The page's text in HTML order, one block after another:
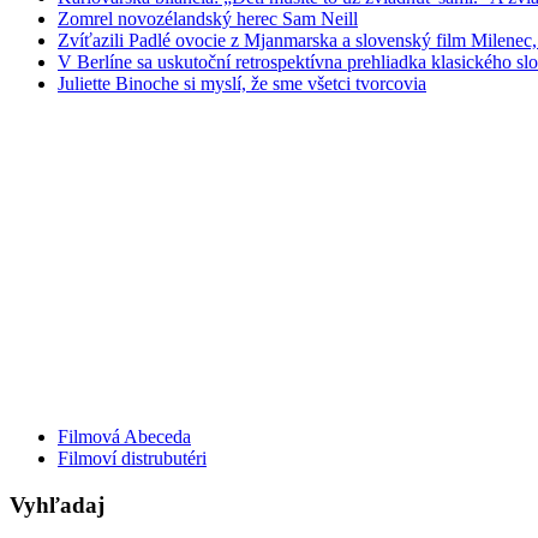
Zomrel novozélandský herec Sam Neill
Zvíťazili Padlé ovocie z Mjanmarska a slovenský film
V Berlíne sa uskutoční retrospektívna prehliadka klasického
Juliette Binoche si myslí, že sme všetci tvorcovia
Filmová Abeceda
Filmoví distrubutéri
Vyhľadaj